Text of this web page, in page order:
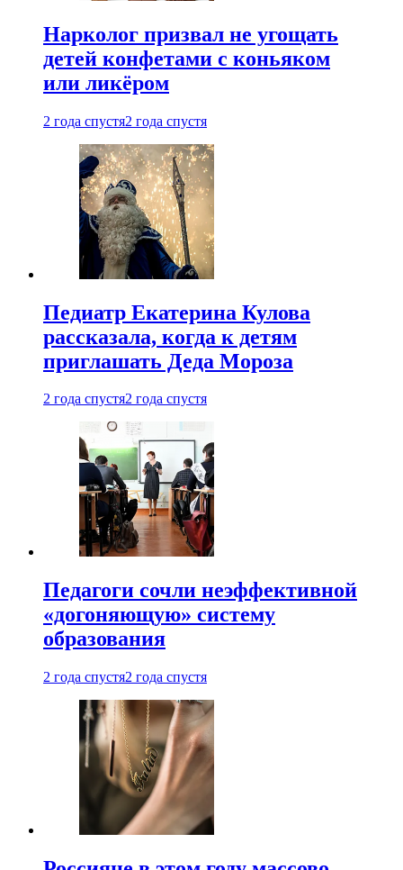
Нарколог призвал не угощать
детей конфетами с коньяком
или ликёром
2 года спустя2 года спустя
Педиатр Екатерина Кулова
рассказала, когда к детям
приглашать Деда Мороза
2 года спустя2 года спустя
Педагоги сочли неэффективной
«догоняющую» систему
образования
2 года спустя2 года спустя